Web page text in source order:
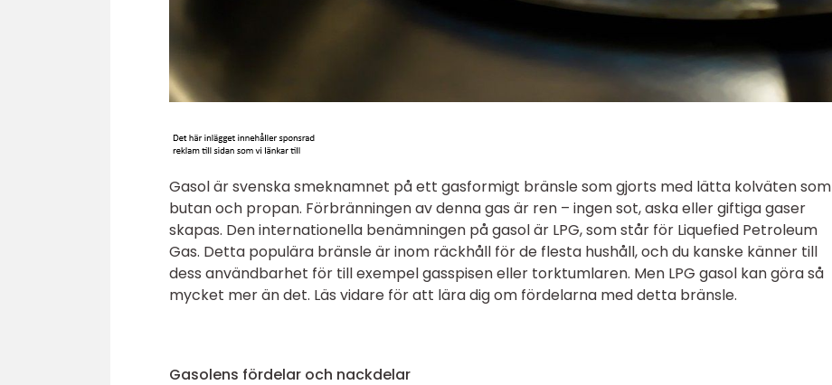
Gasol är svenska smeknamnet på ett gasformigt bränsle som gjorts med lätta kolväten som
butan och propan. Förbränningen av denna gas är ren – ingen sot, aska eller giftiga gaser
skapas. Den internationella benämningen på gasol är LPG, som står för Liquefied Petroleum
Gas. Detta populära bränsle är inom räckhåll för de flesta hushåll, och du kanske känner till
dess användbarhet för till exempel gasspisen eller torktumlaren. Men LPG gasol kan göra så
mycket mer än det. Läs vidare för att lära dig om fördelarna med detta bränsle.
Gasolens fördelar och nackdelar